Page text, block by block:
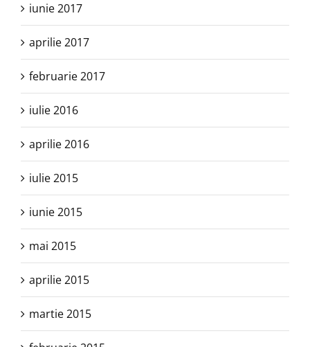
iunie 2017
aprilie 2017
februarie 2017
iulie 2016
aprilie 2016
iulie 2015
iunie 2015
mai 2015
aprilie 2015
martie 2015